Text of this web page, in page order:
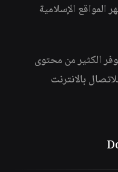
المواقع الإسلامية
الكثير من محتوى
بالانترنت